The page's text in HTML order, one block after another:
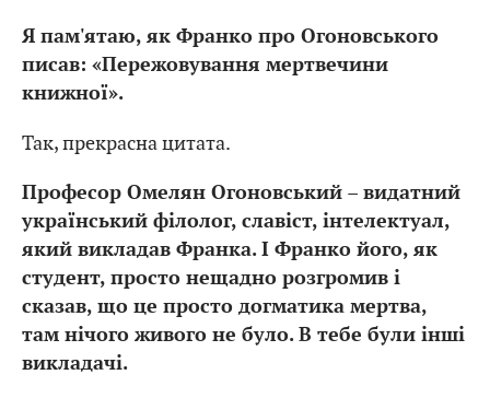
Я пам'ятаю, як Франко про Огоновського
писав: «Пережовування мертвечини
книжної».
Так, прекрасна цитата.
Професор Омелян Огоновський – видатний
український філолог, славіст, інтелектуал,
який викладав Франка. І Франко його, як
студент, просто нещадно розгромив і
сказав, що це просто догматика мертва,
там нічого живого не було. В тебе були інші
викладачі.